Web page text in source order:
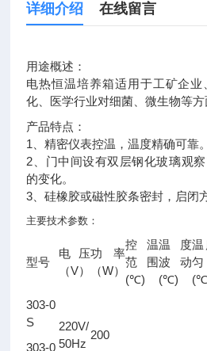
详细介绍 在线留言
用途概述：
电热恒温培养箱适用于工矿企业
化、医学行业对细菌、微生物等方
产品特点：
1、精密仪表控温，温度精确可靠。
2、门中间设有双层钢化玻璃观
的变化。
3、硅橡胶或磁性胶条密封，启闭
主要技术参数：
型号
电压
（V）
功率
（W）
控温
范围
(℃)
温度
波动
(℃) (
303-0
S
220V/
50Hz
200
303-0